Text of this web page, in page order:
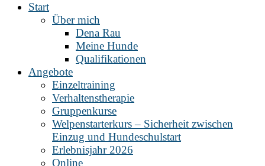
Start
Über mich
Dena Rau
Meine Hunde
Qualifikationen
Angebote
Einzeltraining
Verhaltenstherapie
Gruppenkurse
Welpenstarterkurs – Sicherheit zwischen
Einzug und Hundeschulstart
Erlebnisjahr 2026
Online